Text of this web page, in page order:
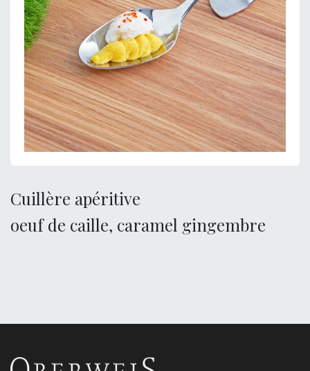
Cuillère apéritive
oeuf de caille, caramel gingembre